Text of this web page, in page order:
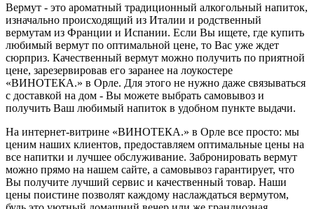
Вермут - это ароматный традиционный алкогольный напиток,
изначально происходящий из Италии и родственный
вермутам из Франции и Испании. Если Вы ищете, где купить
любимый вермут по оптимальной цене, то Вас уже ждет
сюрприз. Качественный вермут можно получить по приятной
цене, зарезервировав его заранее на лоукостере
«ВИНОТЕКА.» в Орле. Для этого не нужно даже связываться
с доставкой на дом - Вы можете выбрать самовывоз и
получить Ваш любимый напиток в удобном пункте выдачи.
На интернет-витрине «ВИНОТЕКА.» в Орле все просто: мы
ценим наших клиентов, предоставляем оптимальные цены на
все напитки и лучшее обслуживание. Забронировать вермут
можно прямо на нашем сайте, а самовывоз гарантирует, что
Вы получите лучший сервис и качественный товар. Наши
цены поистине позволят каждому наслаждаться вермутом,